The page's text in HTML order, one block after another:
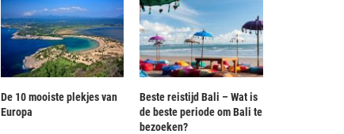
De 10 mooiste plekjes van
Europa
Beste reistijd Bali – Wat is
de beste periode om Bali te
bezoeken?